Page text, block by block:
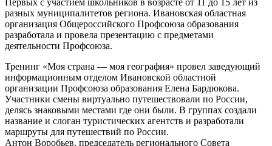
Первых с участием школьников в возрасте от 11 до 15 лет из
разных муниципалитетов региона. Ивановская областная
организация Общероссийского Профсоюза образования
разработала и провела презентацию с предметами
деятельности Профсоюза.
Тренинг «Моя страна — моя география» провел заведующий
информационным отделом Ивановской областной
организации Профсоюза образования Елена Бардюкова.
Участники смены виртуально путешествовали по России,
делясь знаковыми местами где они были. В группах создали
название и слоган туристических агентств и разработали
маршруты для путешествий по России.
Антон Воробьев, председатель регионального Совета